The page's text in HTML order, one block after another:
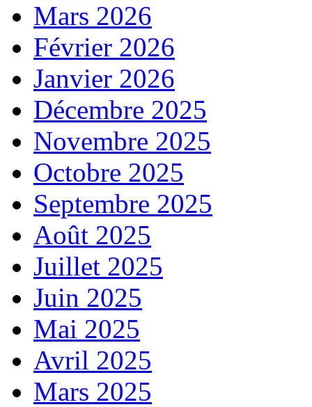
Mars 2026
Février 2026
Janvier 2026
Décembre 2025
Novembre 2025
Octobre 2025
Septembre 2025
Août 2025
Juillet 2025
Juin 2025
Mai 2025
Avril 2025
Mars 2025